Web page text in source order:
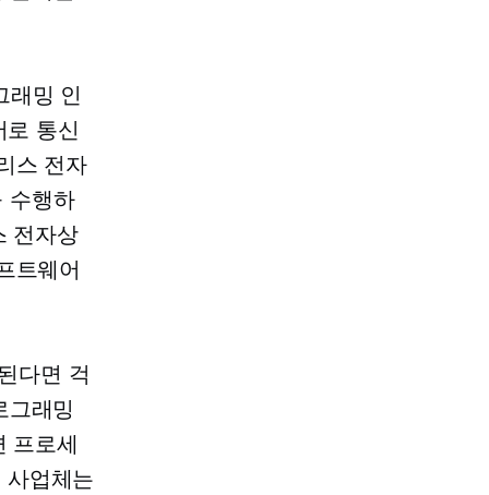
래밍 인
통신
스 전자
수행하
전자상
트웨어
다면 걱
그래밍
프로세
업체는